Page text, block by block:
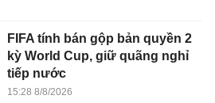
FIFA tính bán gộp bản quyền 2
kỳ World Cup, giữ quãng nghỉ
tiếp nước
15:28 8/8/2026